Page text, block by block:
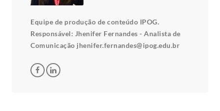
Equipe de produção de conteúdo IPOG.
Responsável: Jhenifer Fernandes - Analista de
Comunicação jhenifer.fernandes@ipog.edu.br